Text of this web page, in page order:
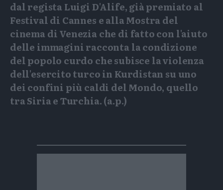
dal regista Luigi D'Alife, già premiato al
Festival di Cannes e alla Mostra del
cinema di Venezia che di fatto con l'aiuto
delle immagini racconta la condizione
del popolo curdo che subisce la violenza
dell'esercito turco in Kurdistan su uno
dei confini più caldi del Mondo, quello
tra Siria e Turchia. (a.p.)